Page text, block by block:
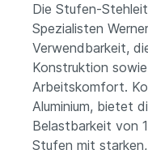
Die Stufen-
Spezialisten
Verwendbarkeit,
Konstruktion
Arbeitskomfort.
Aluminium, bietet
Belastbarkeit von
Stufen mit